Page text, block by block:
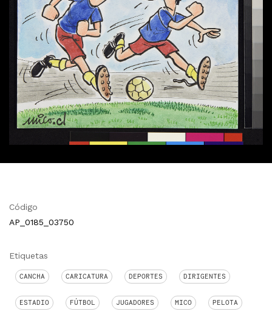
Código
AP_0185_03750
Etiquetas
CANCHA CARICATURA DEPORTES DIRIGENTES
ESTADIO FÚTBOL JUGADORES MICO PELOTA